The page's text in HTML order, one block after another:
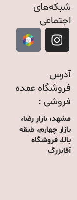
شبکه‌های
اجتماعی
آدرس
فروشگاه عمده
فروشی :
مشهد، بازار رضا،
بازار چهارم، طبقه
بالا، فروشگاه
آقابزرگ